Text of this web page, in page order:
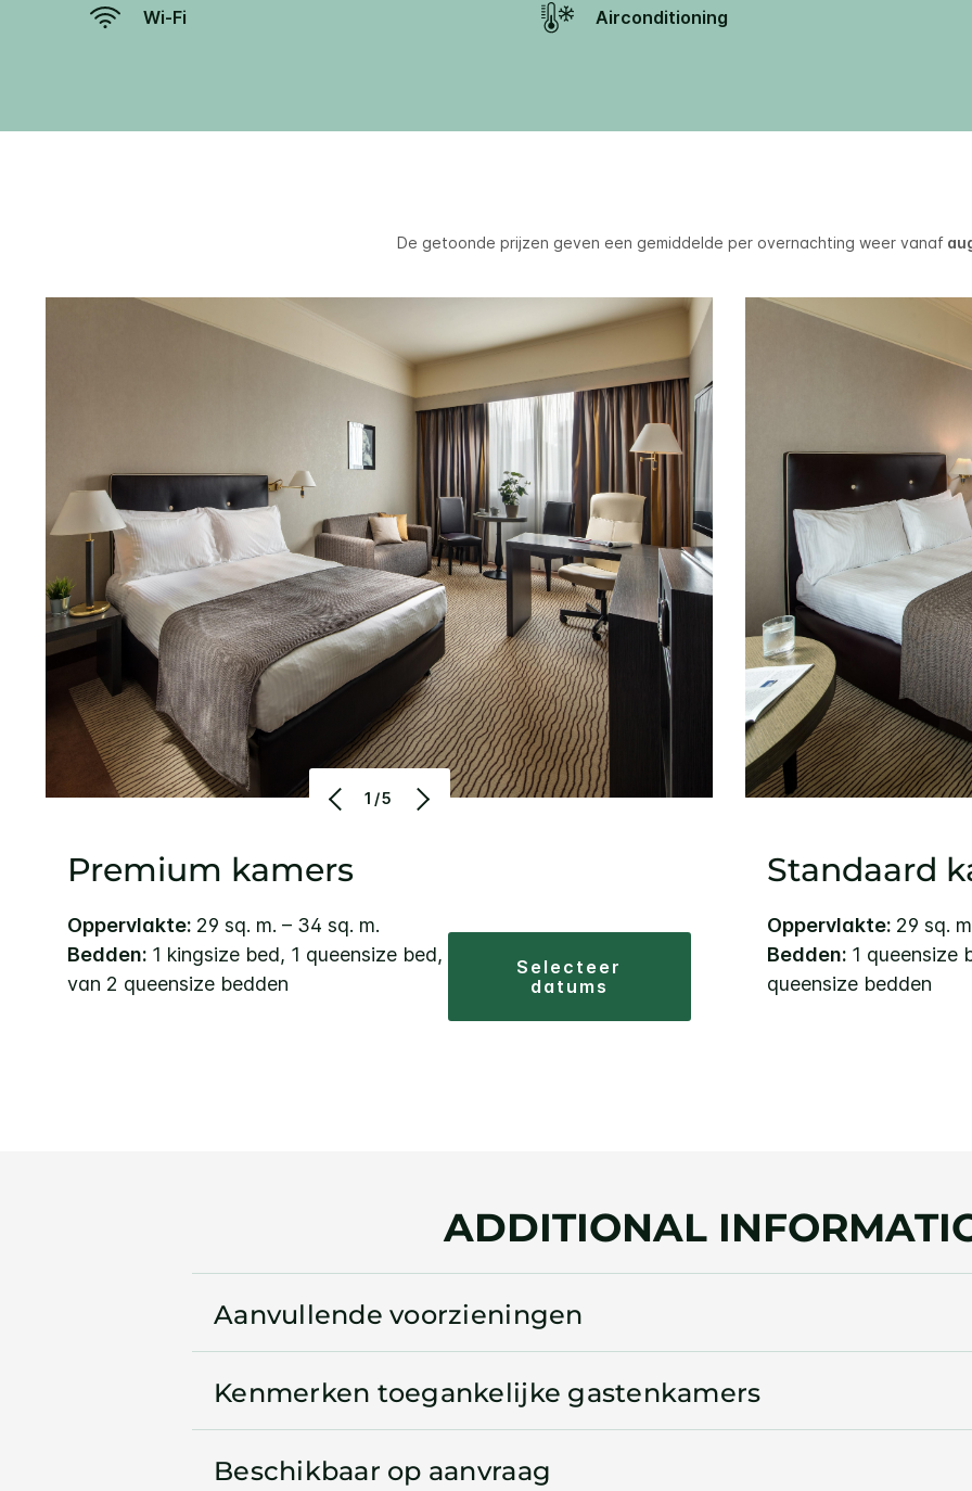
Wi-Fi Airconditioning
De getoonde prijzen geven een gemiddelde per overnachting weer vanaf
1/5
Premium kamers
Oppervlakte: 29 sq. m. – 34 sq. m.
Bedden: 1 kingsize bed, 1 queensize bed,
van 2 queensize bedden
selecteer
datums
Standaard
Oppervlakte: 29 sq.
Bedden: 1 queensize
queensize bedden
ADDITIONAL
Aanvullende voorzieningen
Kenmerken toegankelijke gastenkamers
Beschikbaar op aanvraag